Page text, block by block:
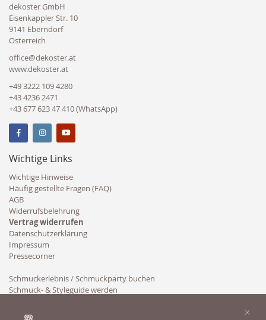
dekoster GmbH
Eisenkappler Str. 10
9141 Eberndorf
Österreich
office@dekoster.at
www.dekoster.at
+49 3222 109 4280
+43 4236 2471
+43 677 623 47 410 (WhatsApp)
Wichtige Links
Wichtige Hinweise
Häufig gestellte Fragen (FAQ)
AGB
Widerrufsbelehrung
Vertrag widerrufen
Datenschutzerklärung
Impressum
Pressecorner
Schmuckerlebnis / Schmuckparty buchen
Schmuck- & Styleguide werden
×